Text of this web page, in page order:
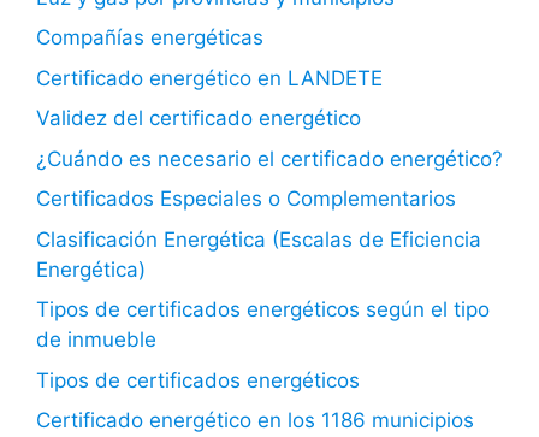
Compañías energéticas
Certificado energético en LANDETE
Validez del certificado energético
¿Cuándo es necesario el certificado energético?
Certificados Especiales o Complementarios
Clasificación Energética (Escalas de Eficiencia
Energética)
Tipos de certificados energéticos según el tipo
de inmueble
Tipos de certificados energéticos
Certificado energético en los 1186 municipios